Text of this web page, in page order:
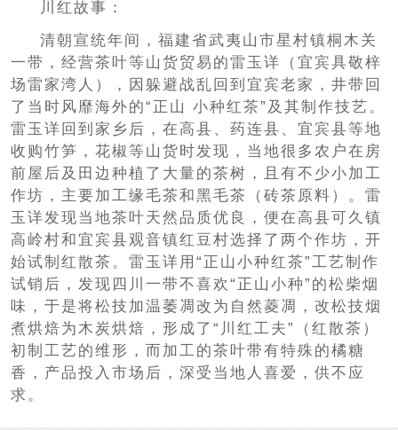
川红故事：
清朝宣统年间，福建省武夷山市星村镇桐木关
一带，经营茶叶等山货贸易的雷玉详（宜宾具敬梓
场雷家湾人），因躲避战乱回到宜宾老家，井带回
了当时风靡海外的“正山 小种红茶”及其制作技艺。
雷玉详回到家乡后，在高县、药连县、宜宾县等地
收购竹笋，花椒等山货时发现，当地很多农户在房
前屋后及田边种植了大量的茶树，且有不少小加工
作坊，主要加工缘毛茶和黑毛茶（砖茶原料）。雷
玉详发现当地茶叶天然品质优良，便在高县可久镇
高岭村和宜宾县观音镇红豆村选择了两个作坊，开
始试制红散茶。雷玉详用“正山小种红茶”工艺制作
试销后，发现四川一带不喜欢“正山小种”的松柴烟
味，于是将松技加温萎凋改为自然菱凋，改松技烟
煮烘焙为木炭烘焙，形成了“川红工夫”（红散茶）
初制工艺的维形，而加工的茶叶带有特殊的橘糖
香，产品投入市场后，深受当地人喜爱，供不应
求。